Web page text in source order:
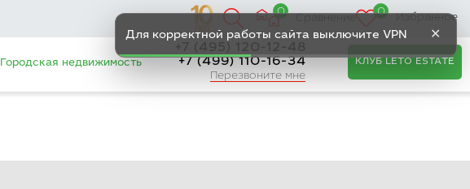
Для корректной работы сайта выключите VPN ✕
0 0 Избранное
Городская недвижимость
+7 (495) 120-12-48
+7 (499) 110-16-34
Перезвоните мне
КЛУБ LETO ESTATE